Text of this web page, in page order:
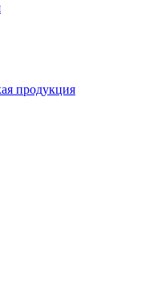
продукция